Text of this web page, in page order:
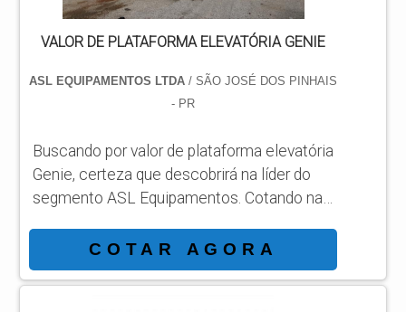
VALOR DE PLATAFORMA ELEVATÓRIA GENIE
ASL EQUIPAMENTOS LTDA/ SÃO JOSÉ DOS PINHAIS
- PR
Buscando por valor de plataforma elevatória
Genie, certeza que descobrirá na líder do
segmento ASL Equipamentos. Cotando na
achando a sofisticação, qualidade e preço
justo em um só lugar. Quando o interesse é
por valor de plataforma elevatória Genie,
COTAR AGORA